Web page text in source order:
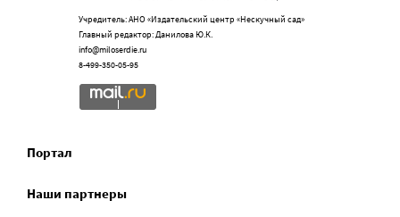
Учредитель: АНО «Издательский центр «Нескучный сад»
Главный редактор: Данилова Ю.К.
info@miloserdie.ru
8-499-350-05-95
Портал
Наши партнеры